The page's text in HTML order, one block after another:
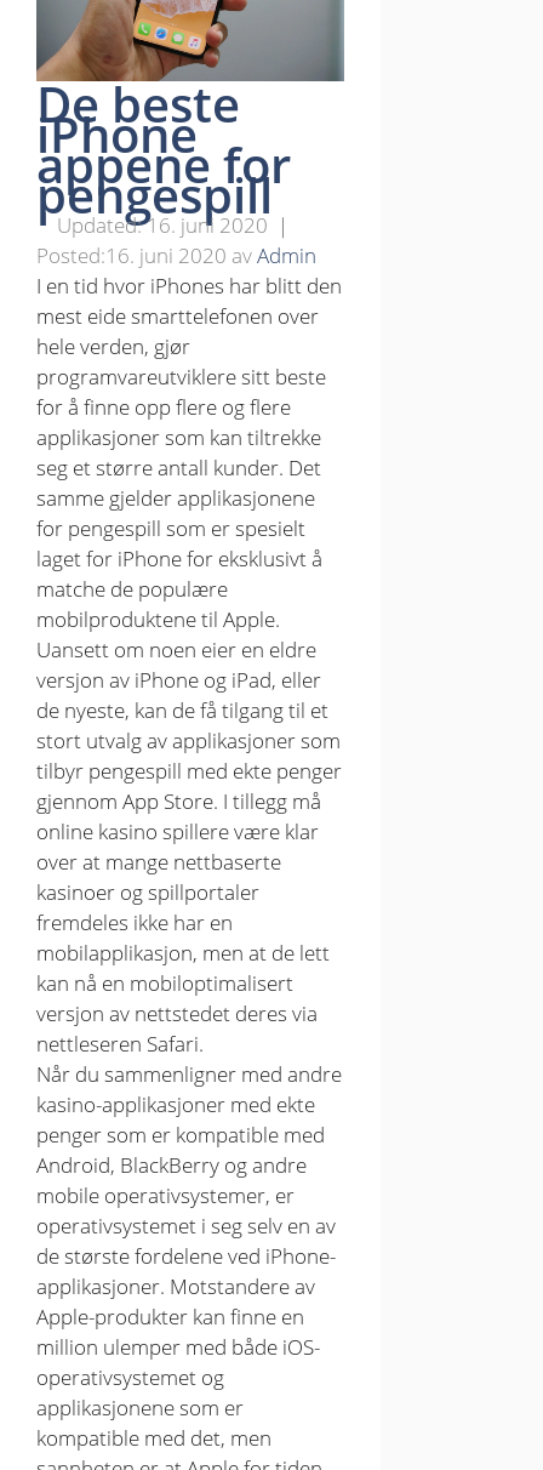
De beste
iPhone
appene for
pengespill
16. juni 2020
16. juni 2020 avAdmin
I en tid hvor iPhones har blitt den
mest eide smarttelefonen over
hele verden, gjør
programvareutviklere sitt beste
for å finne opp flere og flere
applikasjoner som kan tiltrekke
seg et større antall kunder. Det
samme gjelder applikasjonene
for pengespill som er spesielt
laget for iPhone for eksklusivt å
matche de populære
mobilproduktene til Apple.
Uansett om noen eier en eldre
versjon av iPhone og iPad, eller
de nyeste, kan de få tilgang til et
stort utvalg av applikasjoner som
tilbyr pengespill med ekte penger
gjennom App Store. I tillegg må
online kasino spillere være klar
over at mange nettbaserte
kasinoer og spillportaler
fremdeles ikke har en
mobilapplikasjon, men at de lett
kan nå en mobiloptimalisert
versjon av nettstedet deres via
nettleseren Safari.
Når du sammenligner med andre
kasino-applikasjoner med ekte
penger som er kompatible med
Android, BlackBerry og andre
mobile operativsystemer, er
operativsystemet i seg selv en av
de største fordelene ved iPhone-
applikasjoner. Motstandere av
Apple-produkter kan finne en
million ulemper med både iOS-
operativsystemet og
applikasjonene som er
kompatible med det, men